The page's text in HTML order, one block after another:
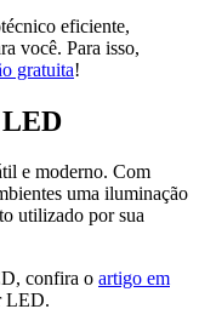
eficiente,
você. Para isso,
gratuita!
e moderno. Com
uma iluminação
utilizado por sua
confira o artigo em
LED.